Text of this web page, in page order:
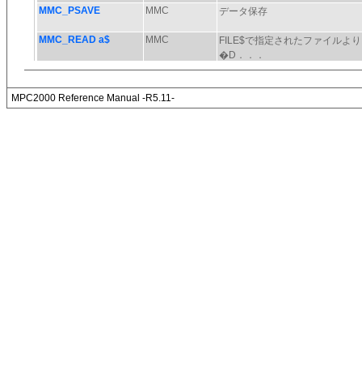
MPC2000 Reference Manual -R5.11-